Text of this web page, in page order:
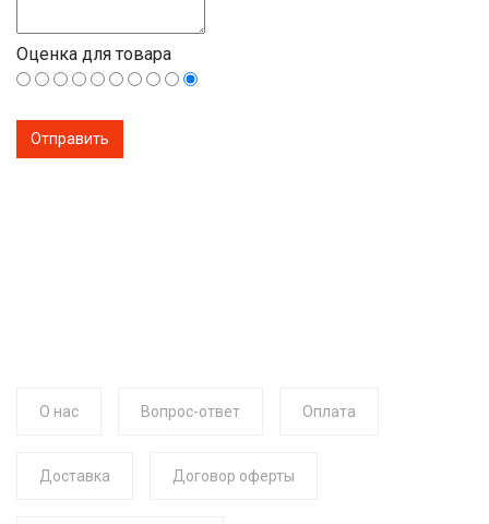
Оценка для товара
О нас Вопрос-ответ Оплата
Доставка Договор оферты